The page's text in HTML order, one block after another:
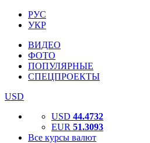
РУС
УКР
ВИДЕО
ФОТО
ПОПУЛЯРНЫЕ
СПЕЦПРОЕКТЫ
USD
USD 44.4732
EUR 51.3093
Все курсы валют